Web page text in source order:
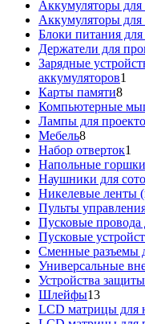
товаров
Аккумуляторы
Аккумуляторы
Блоки питания для
Держатели для
Зарядные
аккумуляторов1
Карты памяти88
Компьютерные
Лампы для
Мебель88
товаров
Набор отверток1
Напольные
Наушники для
Никелевые ленты
Пульты
Пусковые провода
Пусковые
Сменные разъемы
Универсальные
Устройства
Шлейфы1313
товаров
LCD матрицы для